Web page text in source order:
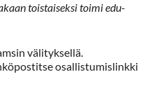
toistaiseksi toimi edu-
välityksellä.
osallistumislinkki